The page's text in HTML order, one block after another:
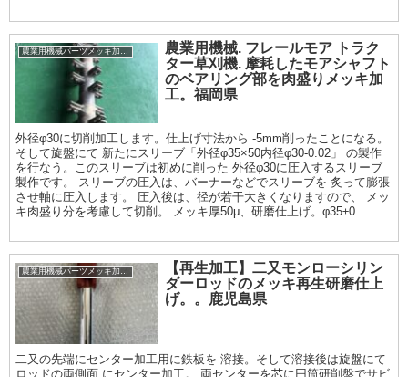
農業用機械. フレールモア トラク
ター草刈機. 摩耗したモアシャフト
のベアリング部を肉盛りメッキ加
工。福岡県
外径φ30に切削加工します。仕上げ寸法から -5mm削ったことになる。
そして旋盤にて 新たにスリーブ「外径φ35×50内径φ30-0.02」 の製作
を行なう。このスリーブは初めに削った 外径φ30に圧入するスリーブ
製作です。 スリーブの圧入は、バーナーなどでスリーブを 炙って膨張
させ軸に圧入します。 圧入後は、径が若干大きくなりますので、 メッ
キ肉盛り分を考慮して切削。 メッキ厚50μ、研磨仕上げ。φ35±0
農業用機械パーツメッキ加工履歴
【再生加工】二又モンローシリン
ダーロッドのメッキ再生研磨仕上
げ。。鹿児島県
二又の先端にセンター加工用に鉄板を 溶接。そして溶接後は旋盤にて
ロッドの両側面 にセンター加工。 両センターを芯に円筒研削盤でサビ